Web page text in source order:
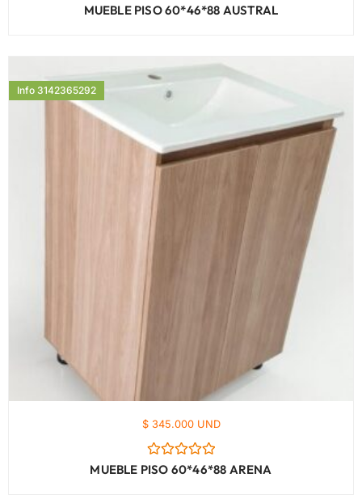
Valorado
con
MUEBLE PISO 60*46*88 AUSTRAL
Info 3142365292
$ 345.000 UND
Valorado
con
MUEBLE PISO 60*46*88 ARENA